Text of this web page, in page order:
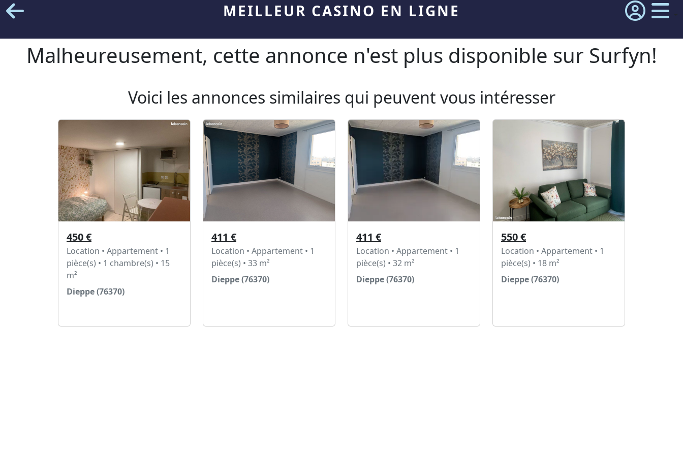
MEILLEUR CASINO EN LIGNE
Malheureusement, cette annonce n'est plus disponible sur Surfyn!
Voici les annonces similaires qui peuvent vous intéresser
450 €
Location • Appartement • 1
pièce(s) • 1 chambre(s) • 15
m²
Dieppe (76370)
411 €
Location • Appartement • 1
pièce(s) • 33 m²
Dieppe (76370)
411 €
Location • Appartement • 1
pièce(s) • 32 m²
Dieppe (76370)
550 €
Location • Appartement • 1
pièce(s) • 18 m²
Dieppe (76370)